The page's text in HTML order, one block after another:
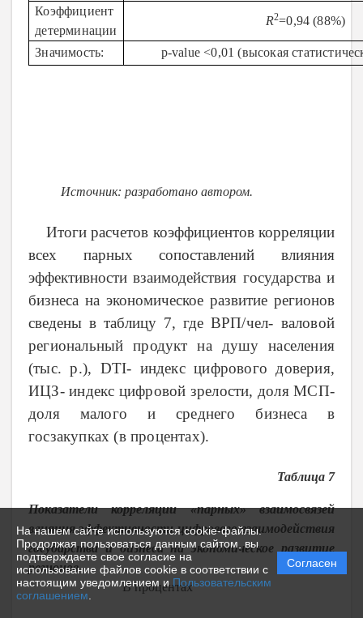
На нашем сайте используются cookie-файлы.
Продолжая пользоваться данным сайтом, вы
подтверждаете свое согласие на
использование файлов cookie в соответствии с
настоящим уведомлением иПользовательским
соглашением
Согласен
Коэффициент
детерминации
R2=0,94 (88%)
Значимость: p-value <0,01 (высокая
Источник: разработано автором.
Итоги расчетов коэффициентов корреляции
всех парных сопоставлений влияния
эффективности взаимодействия государства и
бизнеса на экономическое развитие регионов
сведены в таблицу 7, где ВРП/чел- валовой
региональный продукт на душу населения
(тыс. р.), DTI- индекс цифрового доверия,
ИЦЗ- индекс цифровой зрелости, доля МСП-
доля малого и среднего бизнеса в
госзакупках (в процентах).
Таблица 7
Показатели корреляции «парных» взаимосвязей
влияния эффективности цифрового взаимодействия
государства и бизнеса на экономическое развитие
регионов
В процентах